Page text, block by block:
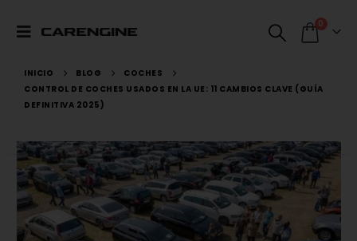
0
INICIO BLOG
COCHES
CONTROL DE COCHES USADOS EN LA UE: 11 CAMBIOS CLAVE (GUÍA
DEFINITIVA 2025)